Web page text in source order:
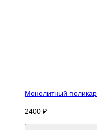
Монолитный
2400 ₽